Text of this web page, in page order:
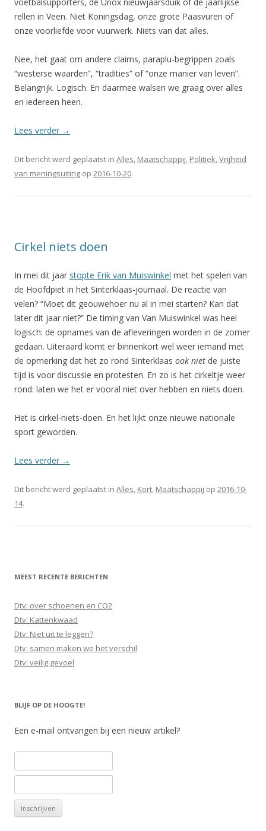
rellen in Veen. Niet Koningsdag, onze grote Paasvuren of
onze voorliefde voor vuurwerk. Niets van dat alles.
Nee, het gaat om andere claims, paraplu-begrippen zoals
“westerse waarden”, “tradities” of “onze manier van leven”.
Belangrijk. Logisch. En daarmee walsen we graag over alles
en iedereen heen.
Lees verder →
Dit bericht werd geplaatst in Alles, Maatschappij, Politiek,Vrijheid
van meningsuiting op 2016-10-20.
Cirkel niets doen
In mei dit jaar stopte Erik van Muiswinkel met het spelen van
de Hoofdpiet in het Sinterklaas-journaal. De reactie van
velen? “Moet dit geouwehoer nu al in mei starten? Kan dat
later dit jaar niet?” De timing van Van Muiswinkel was heel
logisch: de opnames van de afleveringen worden in de zomer
gedaan. Uiteraard komt er binnenkort wel weer iemand met
de opmerking dat het zo rond Sinterklaas ook niet de juiste
tijd is voor discussie en protesten. En zo is het cirkeltje weer
rond: laten we het er vooral niet over hebben en niets doen.
Het is cirkel-niets-doen. En het lijkt onze nieuwe nationale
sport geworden.
Lees verder →
Dit bericht werd geplaatst in Alles, Kort, Maatschappij op 2016-10-
14.
MEEST RECENTE BERICHTEN
Dtv: over schoenen en CO2
Dtv: Kattenkwaad
Dtv: Niet uit te leggen?
Dtv: samen maken we het verschil
Dtv: veilig gevoel
BLIJF OP DE HOOGTE!
Een e-mail ontvangen bij een nieuw artikel?